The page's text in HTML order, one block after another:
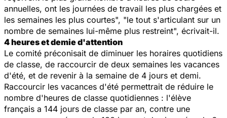
annuelles, ont les journées de travail les plus chargées et
les semaines les plus courtes", "le tout s'articulant sur un
nombre de semaines lui-même plus restreint", écrivait-il.
4 heures et demie d'attention
Le comité préconisait de diminuer les horaires quotidiens
de classe, de raccourcir de deux semaines les vacances
d'été, et de revenir à la semaine de 4 jours et demi.
Raccourcir les vacances d'été permettrait de réduire le
nombre d'heures de classe quotidiennes : l'élève
français a 144 jours de classe par an, contre une